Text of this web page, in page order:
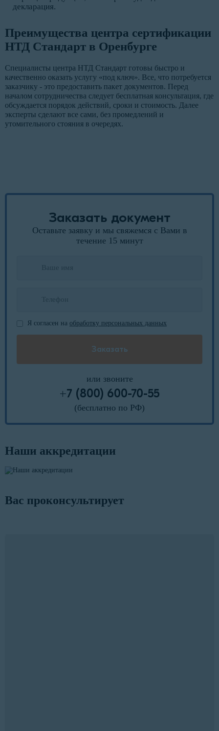
декларация.
Преимущества центра сертификации
НТД Стандарт в Оренбурге
Специалисты центра НТД Стандарт готовы быстро и
качественно оказать услугу «под ключ». Все, что потребуется
заказчику - это предоставить пакет документов. Перед
началом сотрудничества следует бесплатная консультация, где
обсуждается порядок действий, сроки и стоимость. Далее
эксперты сделают все сами, без промедлений и
утомительного стояния в очередях.
Заказать документ
Оставьте заявку и мы свяжемся с Вами в
течение 15 минут
Я согласен на обработку персональных данных
или звоните
+7 (800) 600-70-55
(бесплатно по РФ)
Наши аккредитации
Вас проконсультирует